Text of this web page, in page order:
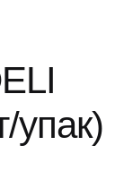
упак)